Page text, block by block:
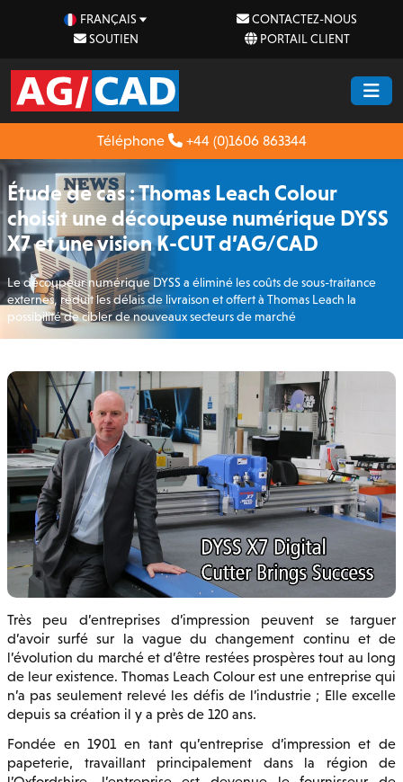
FRANÇAIS
CONTACTEZ-NOUS
SOUTIEN
PORTAIL CLIENT
Téléphone +44 (0)1606 863344
Étude de cas : Thomas Leach Colour
choisit une découpeuse numérique DYSS
X7 et une vision K-CUT d’AG/CAD
Le découpeur numérique DYSS a éliminé les coûts de sous-traitance
externes, réduit les délais de livraison et offert à Thomas Leach la
possibilité de cibler de nouveaux secteurs de marché
Très peu d’entreprises d’impression peuvent se targuer
d’avoir surfé sur la vague du changement continu et de
l’évolution du marché et d’être restées prospères tout au long
de leur existence. Thomas Leach Colour est une entreprise qui
n’a pas seulement relevé les défis de l’industrie ; Elle excelle
depuis sa création il y a près de 120 ans.
Fondée en 1901 en tant qu’entreprise d’impression et de
papeterie, travaillant principalement dans la région de